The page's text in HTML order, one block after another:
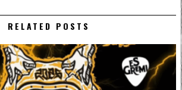
RELATED POSTS